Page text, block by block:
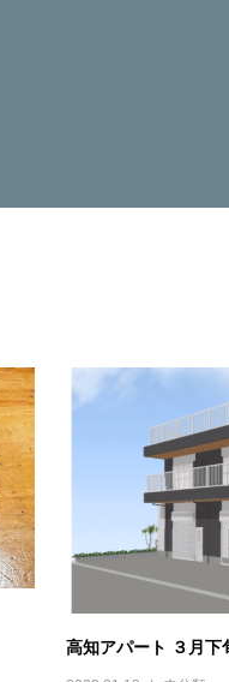
高知アパート ３月下